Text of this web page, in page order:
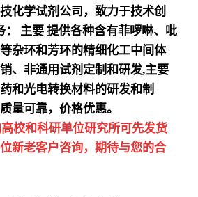
化学试剂公司，致力于技术创
主要 提供各种含有菲啰啉、吡
杂环和芳环的精细化工中间体
、非通用试剂定制和研发,主要
和光电转换材料的研发和制
量可靠，价格优惠。
校和科研单位研究所可先发货
新老客户咨询，期待与您的合